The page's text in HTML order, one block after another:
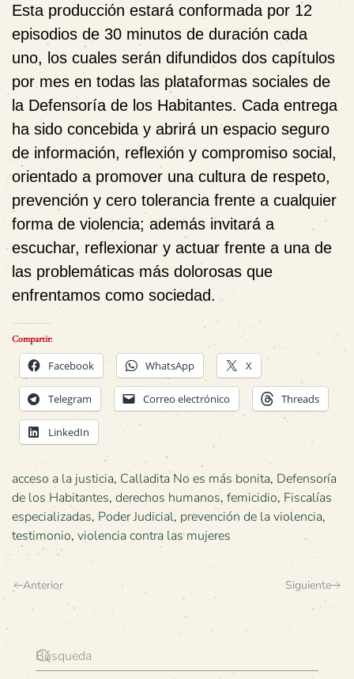
Esta producción estará conformada por 12
episodios de 30 minutos de duración cada
uno, los cuales serán difundidos dos capítulos
por mes en todas las plataformas sociales de
la Defensoría de los Habitantes. Cada entrega
ha sido concebida y abrirá un espacio seguro
de información, reflexión y compromiso social,
orientado a promover una cultura de respeto,
prevención y cero tolerancia frente a cualquier
forma de violencia; además invitará a
escuchar, reflexionar y actuar frente a una de
las problemáticas más dolorosas que
enfrentamos como sociedad.
Compartir:
Facebook WhatsApp X
Telegram Correo electrónico Threads
LinkedIn
acceso a la justicia, Calladita No es más bonita, Defensoría
de los Habitantes, derechos humanos, femicidio, Fiscalías
especializadas, Poder Judicial, prevención de la violencia,
testimonio, violencia contra las mujeres
Anterior Siguiente